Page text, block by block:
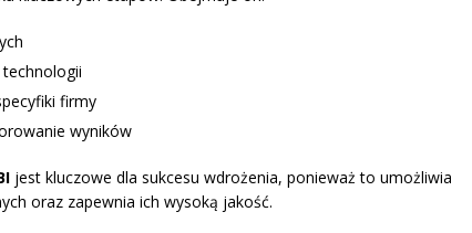
firmy
wyników
jest kluczowe dla sukcesu wdrożenia, ponieważ to umożliwia
oraz zapewnia ich wysoką jakość.